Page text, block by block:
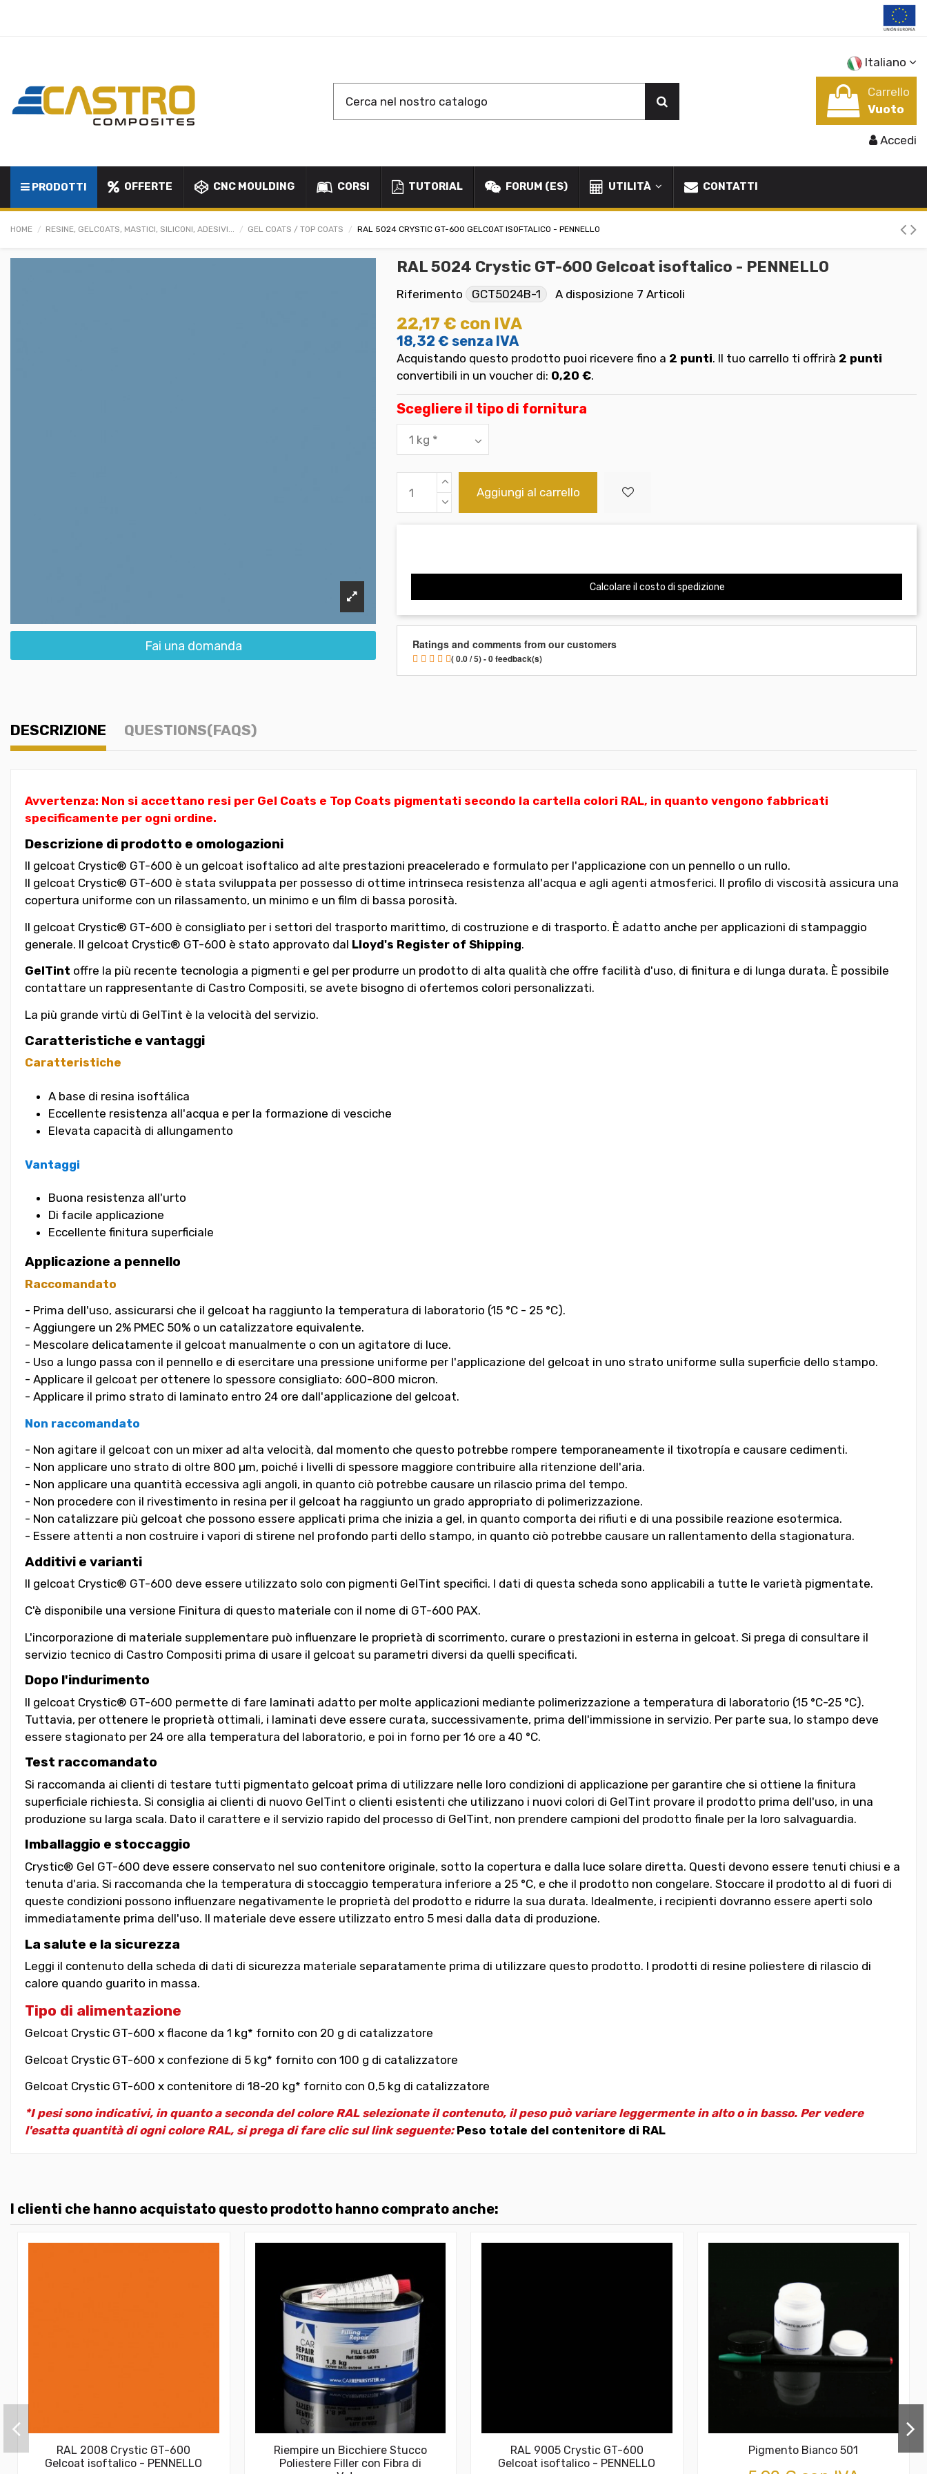
Italiano
Carrello
Vuoto
Accedi
PRODOTTI OFFERTE CNC MOULDING CORSI TUTORIAL FORUM (ES) UTILITÀ CONTATTI
HOME RESINE, GELCOATS, MASTICI, SILICONI, ADESIVI... GEL COATS / TOP COATS RAL 5024 CRYSTIC GT-600 GELCOAT ISOFTALICO - PENNELLO
Fai una domanda
RAL 5024 Crystic GT-600 Gelcoat isoftalico - PENNELLO
Riferimento GCT5024B-1 A disposizione 7 Articoli
22,17 € con IVA
18,32 € senza IVA
Acquistando questo prodotto puoi ricevere fino a 2 punti. Il tuo carrello ti offrirà 2 punti
convertibili in un voucher di: 0,20 €.
Scegliere il tipo di fornitura
Aggiungi al carrello
Calcolare il costo di spedizione
Ratings and comments from our customers
( 0.0 / 5) - 0 feedback(s)
DESCRIZIONE QUESTIONS(FAQS)
Avvertenza: Non si accettano resi per Gel Coats e Top Coats pigmentati secondo la cartella colori RAL, in quanto vengono fabbricati
specificamente per ogni ordine.
Descrizione di prodotto e omologazioni
Il gelcoat Crystic® GT-600 è un gelcoat isoftalico ad alte prestazioni preacelerado e formulato per l'applicazione con un pennello o un rullo.
Il gelcoat Crystic® GT-600 è stata sviluppata per possesso di ottime intrinseca resistenza all'acqua e agli agenti atmosferici. Il profilo di viscosità assicura una
copertura uniforme con un rilassamento, un minimo e un film di bassa porosità.
Il gelcoat Crystic® GT-600 è consigliato per i settori del trasporto marittimo, di costruzione e di trasporto. È adatto anche per applicazioni di stampaggio
generale. Il gelcoat Crystic® GT-600 è stato approvato dal Lloyd's Register of Shipping.
GelTint offre la più recente tecnologia a pigmenti e gel per produrre un prodotto di alta qualità che offre facilità d'uso, di finitura e di lunga durata. È possibile
contattare un rappresentante di Castro Compositi, se avete bisogno di ofertemos colori personalizzati.
La più grande virtù di GelTint è la velocità del servizio.
Caratteristiche e vantaggi
Caratteristiche
A base di resina isoftálica
Eccellente resistenza all'acqua e per la formazione di vesciche
Elevata capacità di allungamento
Vantaggi
Buona resistenza all'urto
Di facile applicazione
Eccellente finitura superficiale
Applicazione a pennello
Raccomandato
- Prima dell'uso, assicurarsi che il gelcoat ha raggiunto la temperatura di laboratorio (15 °C - 25 °C).
- Aggiungere un 2% PMEC 50% o un catalizzatore equivalente.
- Mescolare delicatamente il gelcoat manualmente o con un agitatore di luce.
- Uso a lungo passa con il pennello e di esercitare una pressione uniforme per l'applicazione del gelcoat in uno strato uniforme sulla superficie dello stampo.
- Applicare il gelcoat per ottenere lo spessore consigliato: 600-800 micron.
- Applicare il primo strato di laminato entro 24 ore dall'applicazione del gelcoat.
Non raccomandato
- Non agitare il gelcoat con un mixer ad alta velocità, dal momento che questo potrebbe rompere temporaneamente il tixotropía e causare cedimenti.
- Non applicare uno strato di oltre 800 µm, poiché i livelli di spessore maggiore contribuire alla ritenzione dell'aria.
- Non applicare una quantità eccessiva agli angoli, in quanto ciò potrebbe causare un rilascio prima del tempo.
- Non procedere con il rivestimento in resina per il gelcoat ha raggiunto un grado appropriato di polimerizzazione.
- Non catalizzare più gelcoat che possono essere applicati prima che inizia a gel, in quanto comporta dei rifiuti e di una possibile reazione esotermica.
- Essere attenti a non costruire i vapori di stirene nel profondo parti dello stampo, in quanto ciò potrebbe causare un rallentamento della stagionatura.
Additivi e varianti
Il gelcoat Crystic® GT-600 deve essere utilizzato solo con pigmenti GelTint specifici. I dati di questa scheda sono applicabili a tutte le varietà pigmentate.
C'è disponibile una versione Finitura di questo materiale con il nome di GT-600 PAX.
L'incorporazione di materiale supplementare può influenzare le proprietà di scorrimento, curare o prestazioni in esterna in gelcoat. Si prega di consultare il
servizio tecnico di Castro Compositi prima di usare il gelcoat su parametri diversi da quelli specificati.
Dopo l'indurimento
Il gelcoat Crystic® GT-600 permette di fare laminati adatto per molte applicazioni mediante polimerizzazione a temperatura di laboratorio (15 °C-25 °C).
Tuttavia, per ottenere le proprietà ottimali, i laminati deve essere curata, successivamente, prima dell'immissione in servizio. Per parte sua, lo stampo deve
essere stagionato per 24 ore alla temperatura del laboratorio, e poi in forno per 16 ore a 40 °C.
Test raccomandato
Si raccomanda ai clienti di testare tutti pigmentato gelcoat prima di utilizzare nelle loro condizioni di applicazione per garantire che si ottiene la finitura
superficiale richiesta. Si consiglia ai clienti di nuovo GelTint o clienti esistenti che utilizzano i nuovi colori di GelTint provare il prodotto prima dell'uso, in una
produzione su larga scala. Dato il carattere e il servizio rapido del processo di GelTint, non prendere campioni del prodotto finale per la loro salvaguardia.
Imballaggio e stoccaggio
Crystic® Gel GT-600 deve essere conservato nel suo contenitore originale, sotto la copertura e dalla luce solare diretta. Questi devono essere tenuti chiusi e a
tenuta d'aria. Si raccomanda che la temperatura di stoccaggio temperatura inferiore a 25 °C, e che il prodotto non congelare. Stoccare il prodotto al di fuori di
queste condizioni possono influenzare negativamente le proprietà del prodotto e ridurre la sua durata. Idealmente, i recipienti dovranno essere aperti solo
immediatamente prima dell'uso. Il materiale deve essere utilizzato entro 5 mesi dalla data di produzione.
La salute e la sicurezza
Leggi il contenuto della scheda di dati di sicurezza materiale separatamente prima di utilizzare questo prodotto. I prodotti di resine poliestere di rilascio di
calore quando guarito in massa.
Tipo di alimentazione
Gelcoat Crystic GT-600 x flacone da 1 kg* fornito con 20 g di catalizzatore
Gelcoat Crystic GT-600 x confezione di 5 kg* fornito con 100 g di catalizzatore
Gelcoat Crystic GT-600 x contenitore di 18-20 kg* fornito con 0,5 kg di catalizzatore
*I pesi sono indicativi, in quanto a seconda del colore RAL selezionate il contenuto, il peso può variare leggermente in alto o in basso. Per vedere
l'esatta quantità di ogni colore RAL, si prega di fare clic sul link seguente: Peso totale del contenitore di RAL
I clienti che hanno acquistato questo prodotto hanno comprato anche:
RAL 2008 Crystic GT-600
Gelcoat isoftalico - PENNELLO
Riempire un Bicchiere Stucco
Poliestere Filler con Fibra di
RAL 9005 Crystic GT-600
Gelcoat isoftalico - PENNELLO
Pigmento Bianco 501